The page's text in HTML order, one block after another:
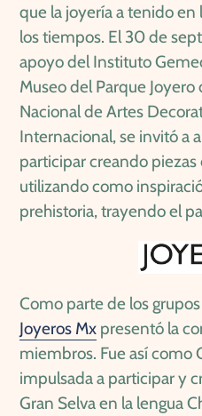
que la joyería a tenido
los tiempos. El 30 de
apoyo del Instituto
Museo del Parque
Nacional de Artes
Internacional, se invitó a
participar creando
utilizando como
prehistoria, trayendo el
Como parte de los
Joyeros Mx presentó la
miembros. Fue así como
impulsada a participar y
Gran Selva en la lengua